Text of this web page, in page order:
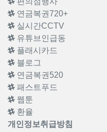
연금복권720+
실시간CCTV
유튜브인급동
플래시카드
블로그
연금복권520
패스트푸드
웹툰
환율
개인정보취급방침